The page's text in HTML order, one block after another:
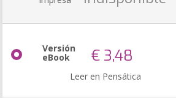
Versión
eBook € 3,48
Leer en Pensática